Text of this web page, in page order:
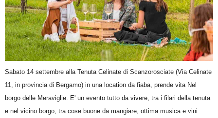
Sabato 14 settembre alla Tenuta Celinate di Scanzorosciate (Via Celinate
11, in provincia di Bergamo) in una location da fiaba, prende vita Nel
borgo delle Meraviglie. E' un evento tutto da vivere, tra i filari della tenuta
e nel vicino borgo, tra cose buone da mangiare, ottima musica e vini